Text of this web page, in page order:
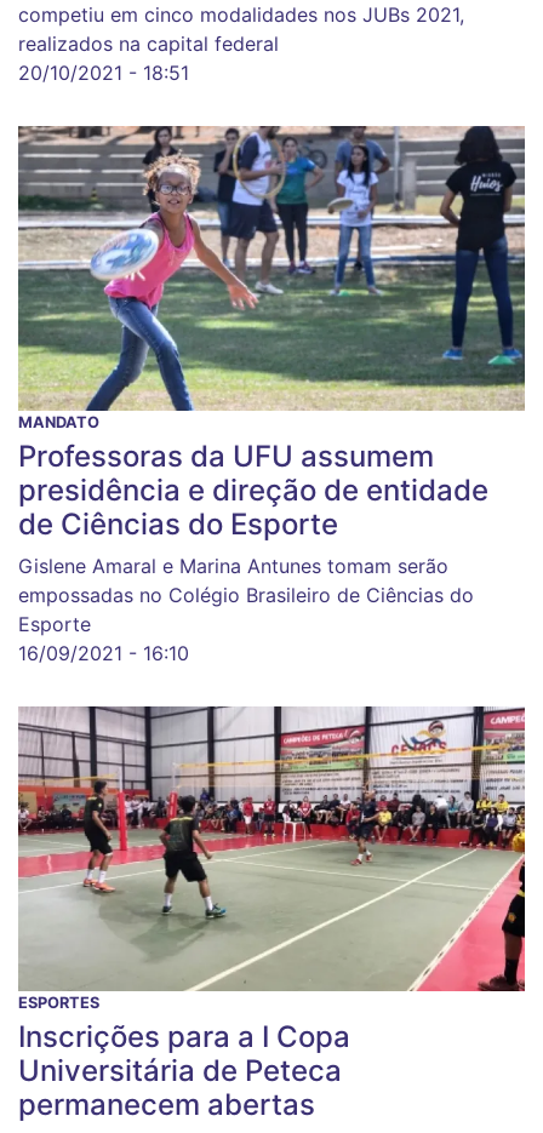
competiu em cinco modalidades nos JUBs 2021,
realizados na capital federal
20/10/2021 - 18:51
MANDATO
Professoras da UFU assumem
presidência e direção de entidade
de Ciências do Esporte
Gislene Amaral e Marina Antunes tomam serão
empossadas no Colégio Brasileiro de Ciências do
Esporte
16/09/2021 - 16:10
ESPORTES
Inscrições para a I Copa
Universitária de Peteca
permanecem abertas